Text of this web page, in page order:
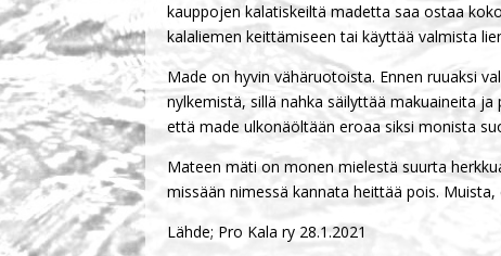
kauppojen kalatiskeiltä madetta saa ostaa
kalaliemen keittämiseen tai käyttää valmista
Made on hyvin vähäruotoista. Ennen ruuaksi
nylkemistä, sillä nahka säilyttää makuaineita
että made ulkonäöltään eroaa siksi monista
Mateen mäti on monen mielestä suurta
missään nimessä kannata heittää pois.
Lähde; Pro Kala ry 28.1.2021